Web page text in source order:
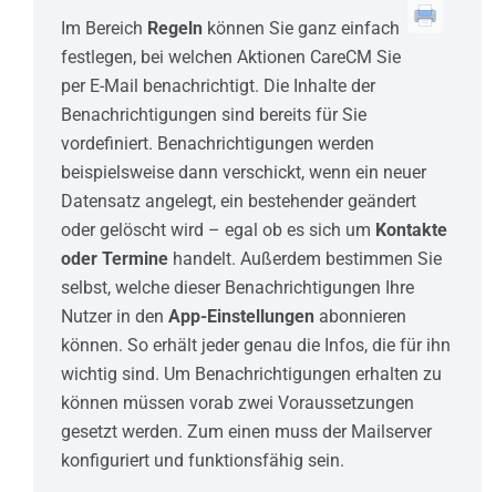
Im Bereich Regeln können Sie ganz einfach
festlegen, bei welchen Aktionen CareCM Sie
per E-Mail benachrichtigt. Die Inhalte der
Benachrichtigungen sind bereits für Sie
vordefiniert. Benachrichtigungen werden
beispielsweise dann verschickt, wenn ein neuer
Datensatz angelegt, ein bestehender geändert
oder gelöscht wird – egal ob es sich um Kontakte
oder Termine handelt. Außerdem bestimmen Sie
selbst, welche dieser Benachrichtigungen Ihre
Nutzer in den App-Einstellungen abonnieren
können. So erhält jeder genau die Infos, die für ihn
wichtig sind. Um Benachrichtigungen erhalten zu
können müssen vorab zwei Voraussetzungen
gesetzt werden. Zum einen muss der Mailserver
konfiguriert und funktionsfähig sein.